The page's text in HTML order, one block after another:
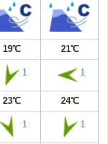
19℃ 21℃
1 1
23℃ 24℃
1 1